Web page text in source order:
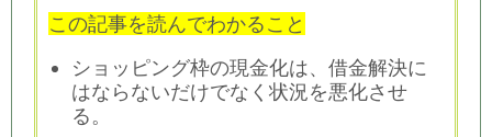
この記事を読んでわかること
ショッピング枠の現金化は、借金解決に
はならないだけでなく状況を悪化させ
る。